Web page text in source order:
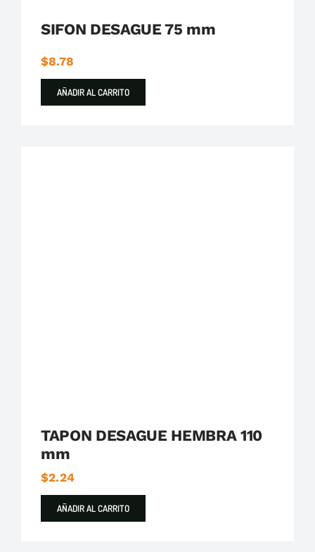
SIFON DESAGUE 75 mm
$8.78
AÑADIR AL CARRITO
TAPON DESAGUE HEMBRA 110
mm
$2.24
AÑADIR AL CARRITO